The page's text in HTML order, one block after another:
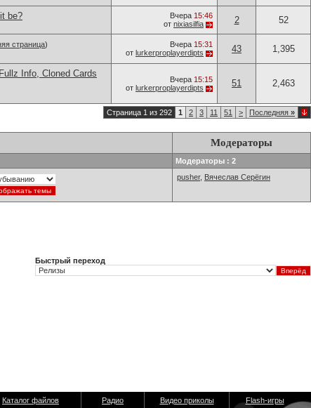
be? Вчера 15:46
от nixiasilfia 2 52
страница)
Вчера 15:31
от lurkerproplayerdipts 43 1,395
Info, Cloned Cards
Вчера 15:15
от lurkerproplayerdipts 51 2,463
Страница 1 из 292 1 2 3 11 51 > Последняя »
Модераторы
Модераторы : 2
pusher, Вячеслав Серёгин
Быстрый переход
Каталог файлов Радио Видео приколы Flash-игры